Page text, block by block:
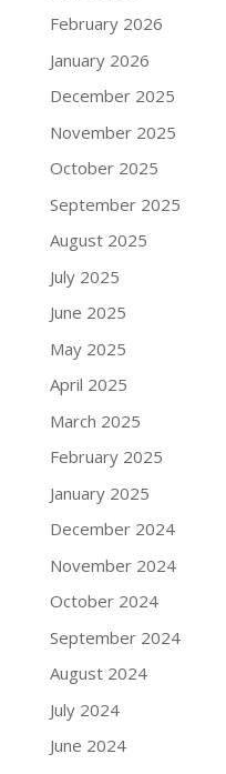
February 2026
January 2026
December 2025
November 2025
October 2025
September 2025
August 2025
July 2025
June 2025
May 2025
April 2025
March 2025
February 2025
January 2025
December 2024
November 2024
October 2024
September 2024
August 2024
July 2024
June 2024